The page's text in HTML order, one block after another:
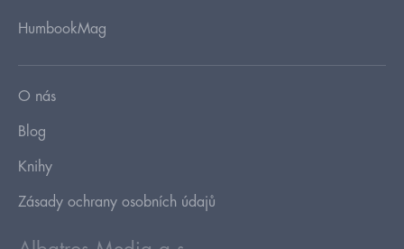
HumbookMag
O nás
Blog
Knihy
Zásady ochrany osobních údajů